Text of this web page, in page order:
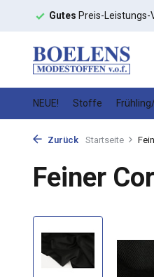
Gutes Preis-Leistungs-
NEUE! Stoffe
Zurück Startseite
Feiner